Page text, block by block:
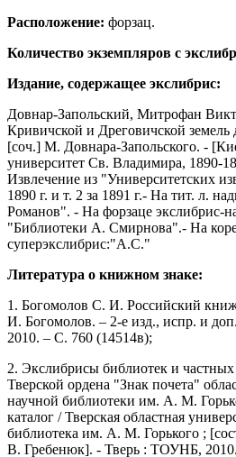
Расположение: форзац.
Количество экземпляров с
Издание, содержащее экслибрис:
Довнар-Запольский, Митрофан
Кривичской и Дреговичской земель
[соч.] М. Довнара-Запольского. -
университет Св. Владимира, 1890-
Извлечение из "Университетских
1890 г. и т. 2 за 1891 г.- На тит. л.
Романов". - На форзаце экслибрис-
"Библиотеки А. Смирнова".- На
суперэкслибрис:"А.С."
Литература о книжном знаке:
1. Богомолов С. И. Российский
И. Богомолов. – 2-е изд., испр. и
2010. – С. 760 (14514в);
2. Экслибрисы библиотек и
Тверской ордена "Знак почета"
научной библиотеки им. А. М.
каталог / Тверская областная
библиотека им. А. М. Горького ;
В. Гребенюк]. - Тверь : ТОУНБ,